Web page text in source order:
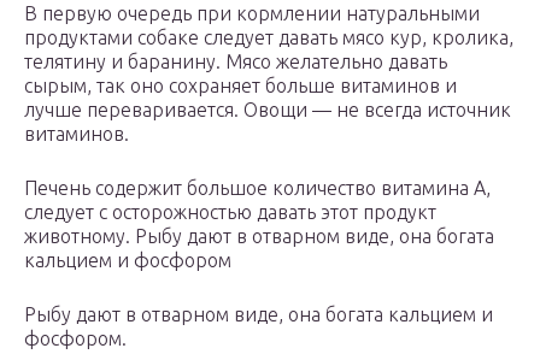
В первую очередь при кормлении натуральными
продуктами собаке следует давать мясо кур, кролика,
телятину и баранину. Мясо желательно давать
сырым, так оно сохраняет больше витаминов и
лучше переваривается. Овощи — не всегда источник
витаминов.
Печень содержит большое количество витамина А,
следует с осторожностью давать этот продукт
животному. Рыбу дают в отварном виде, она богата
кальцием и фосфором
Рыбу дают в отварном виде, она богата кальцием и
фосфором.